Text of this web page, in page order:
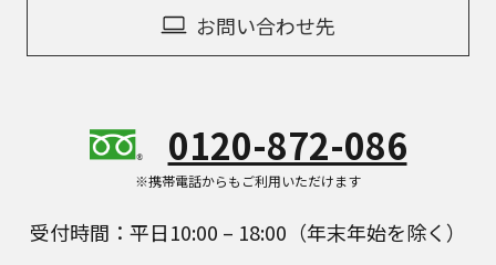
お問い合わせ先
0120-872-086
※携帯電話からもご利用いただけます
受付時間：平日10:00 – 18:00（年末年始を除く）